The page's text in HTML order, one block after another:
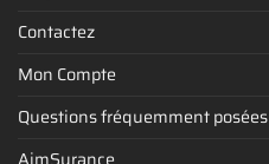
Contactez
Mon Compte
Questions fréquemment posées